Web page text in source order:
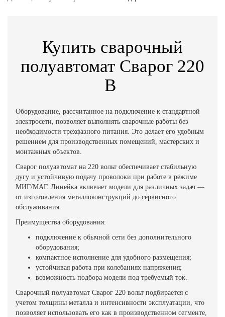
Купить сварочный
полуавтомат Сварог 220
В
Оборудование, рассчитанное на подключение к стандартной
электросети, позволяет выполнять сварочные работы без
необходимости трехфазного питания. Это делает его удобным
решением для производственных помещений, мастерских и
монтажных объектов.
Сварог полуавтомат на 220 вольт обеспечивает стабильную
дугу и устойчивую подачу проволоки при работе в режиме
МИГ/МАГ. Линейка включает модели для различных задач —
от изготовления металлоконструкций до сервисного
обслуживания.
Преимущества оборудования:
подключение к обычной сети без дополнительного
оборудования;
компактное исполнение для удобного размещения;
устойчивая работа при колебаниях напряжения;
возможность подбора модели под требуемый ток.
Сварочный полуавтомат Сварог 220 вольт подбирается с
учетом толщины металла и интенсивности эксплуатации, что
позволяет использовать его как в производственном сегменте,